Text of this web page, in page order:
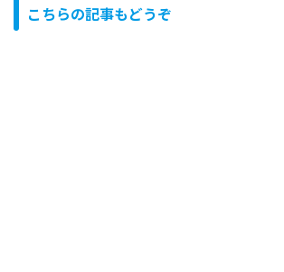
こちらの記事もどうぞ